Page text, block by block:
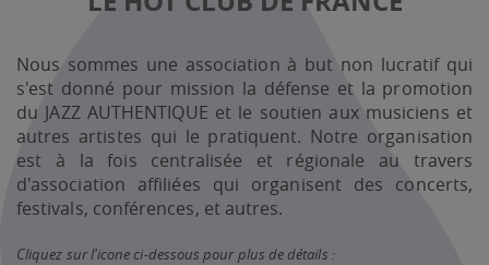
Nous sommes une association à but non lucratif qui
s'est donné pour mission la défense et la promotion
du JAZZ AUTHENTIQUE et le soutien aux musiciens et
autres artistes qui le pratiquent. Notre organisation
est à la fois centralisée et régionale au travers
d'association affiliées qui organisent des concerts,
festivals, conférences, et autres.
Cliquez sur l'icone ci-dessous pour plus de détails :